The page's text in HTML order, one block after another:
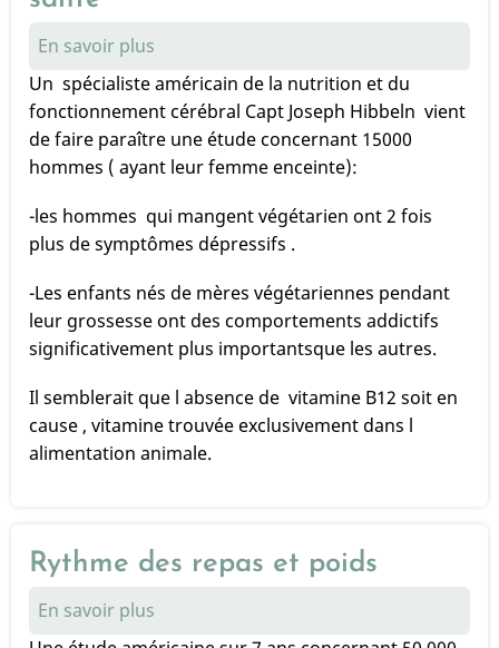
En savoir plus
Vegetarisme
et
risques
pour
santé
Un spécialiste américain de la nutrition et du
fonctionnement cérébral Capt Joseph Hibbeln vient
de faire paraître une étude concernant 15000
hommes ( ayant leur femme enceinte):
-les hommes qui mangent végétarien ont 2 fois
plus de symptômes dépressifs .
-Les enfants nés de mères végétariennes pendant
leur grossesse ont des comportements addictifs
significativement plus importantsque les autres.
Il semblerait que l absence de vitamine B12 soit en
cause , vitamine trouvée exclusivement dans l
alimentation animale.
Rythme des repas et poids
En savoir plus
Rythme